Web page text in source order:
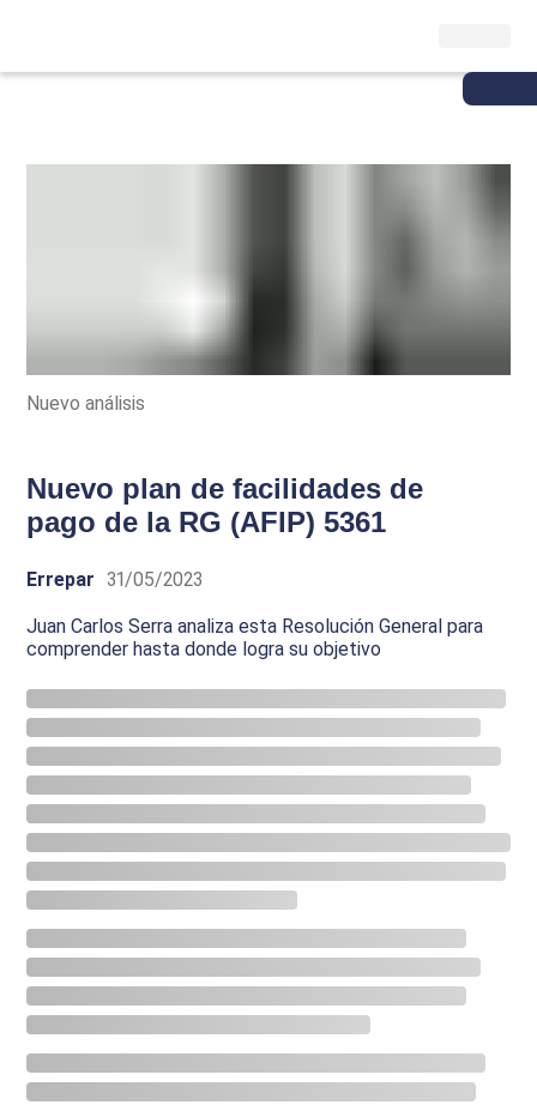
Nuevo análisis
Nuevo plan de facilidades de
pago de la RG (AFIP) 5361
Errepar 31/05/2023
Juan Carlos Serra analiza esta Resolución General para
comprender hasta donde logra su objetivo